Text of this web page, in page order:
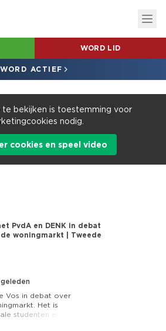
WORD LID
WORD ACTIEF
bekijken is toestemming voor
nodig.
cookies en speel video
PvdA en DENK in debat
woningmarkt | Tweede
geleden
Vos in debat over
Het is
studenten en
voorrang